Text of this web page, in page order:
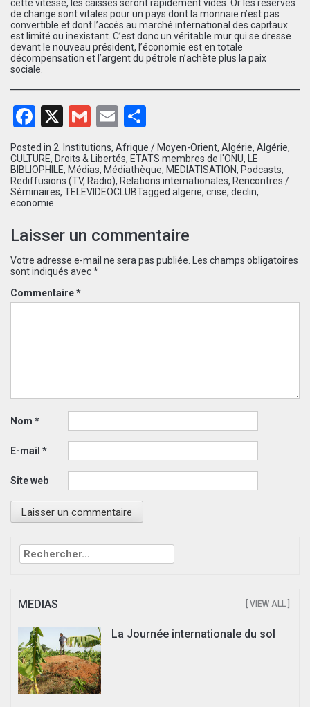
cette vitesse, les caisses seront rapidement vides. Or les réserves
de change sont vitales pour un pays dont la monnaie n’est pas
convertible et dont l’accès au marché international des capitaux
est limité ou inexistant. C’est donc un véritable mur qui se dresse
devant le nouveau président, l’économie est en totale
décompensation et l’argent du pétrole n’achète plus la paix
sociale.
Facebook
X Gmail
Email
Posted in 2. Institutions, Afrique / Moyen-Orient, Algérie, Algérie,
CULTURE, Droits & Libertés, ETATS membres de l'ONU,
LE
BIBLIOPHILE, Médias, Médiathèque, MEDIATISATION, Podcasts,
Rediffusions (TV, Radio), Relations internationales, Rencontres /
Séminaires, TELEVIDEOCLUBTagged algerie, crise, declin,
economie
Laisser un commentaire
Votre adresse e-mail ne sera pas publiée.
Les champs obligatoires
sont indiqués avec*
Commentaire*
Nom *
E-mail *
Site web
Rechercher :
MEDIAS [ VIEW ALL ]
La Journée internationale du sol